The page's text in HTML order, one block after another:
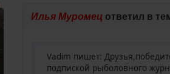
Илья Муромецответил в
Vadim пишет:
подпиской рыболовного